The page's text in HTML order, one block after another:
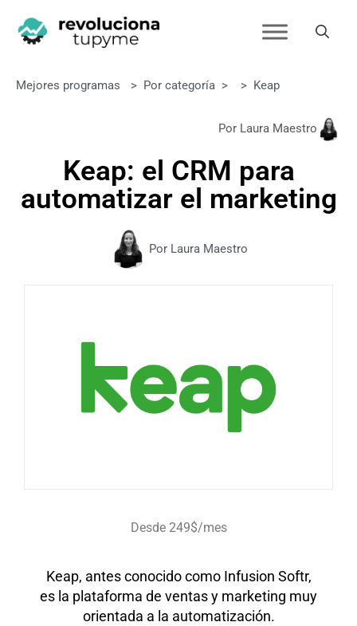
Mejores programas > Por categoría > > Keap
Por Laura Maestro
Keap: el CRM para
automatizar el marketing
Por Laura Maestro
Desde 249$/mes
Keap, antes conocido como Infusion Softr,
es la plataforma de ventas y marketing muy
orientada a la automatización.